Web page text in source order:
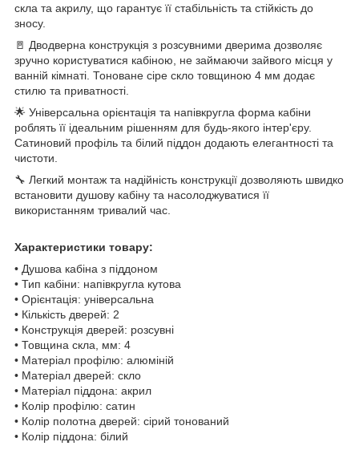
скла та акрилу, що гарантує її стабільність та стійкість до
зносу.
🚪 Дводверна конструкція з розсувними дверима дозволяє
зручно користуватися кабіною, не займаючи зайвого місця у
ванній кімнаті. Тоноване сіре скло товщиною 4 мм додає
стилю та приватності.
🌟 Універсальна орієнтація та напівкругла форма кабіни
роблять її ідеальним рішенням для будь-якого інтер'єру.
Сатиновий профіль та білий піддон додають елегантності та
чистоти.
🔧 Легкий монтаж та надійність конструкції дозволяють швидко
встановити душову кабіну та насолоджуватися її
використанням тривалий час.
Характеристики товару:
• Душова кабіна з піддоном
• Тип кабіни: напівкругла кутова
• Орієнтація: універсальна
• Кількість дверей: 2
• Конструкція дверей: розсувні
• Товщина скла, мм: 4
• Матеріал профілю: алюміній
• Матеріал дверей: скло
• Матеріал піддона: акрил
• Колір профілю: сатин
• Колір полотна дверей: сірий тонований
• Колір піддона: білий